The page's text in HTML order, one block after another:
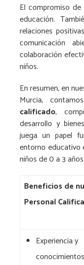
El compromiso
educación.
relaciones
comunicación
colaboración
niños.
En resumen, en
Murcia,
calificado,
desarrollo y
juega un papel
entorno educativo
niños de 0 a 3 años.
Beneficios de
Personal
Experiencia y